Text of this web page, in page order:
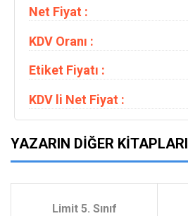
Net Fiyat :
KDV Oranı :
Etiket Fiyatı :
KDV li Net Fiyat :
YAZARIN DIĞER KITAPLARI
Limit 5. Sınıf